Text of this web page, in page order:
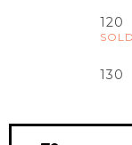
120
130